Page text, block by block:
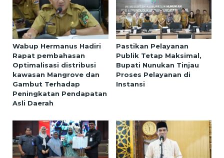
Wabup Hermanus Hadiri
Rapat pembahasan
Optimalisasi distribusi
kawasan Mangrove dan
Gambut Terhadap
Peningkatan Pendapatan
Asli Daerah
Pastikan Pelayanan
Publik Tetap Maksimal,
Bupati Nunukan Tinjau
Proses Pelayanan di
Instansi